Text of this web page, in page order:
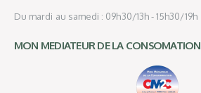
Du mardi au samedi : 09h30/13h - 15h30/19h
MON MEDIATEUR DE LA CONSOMATION